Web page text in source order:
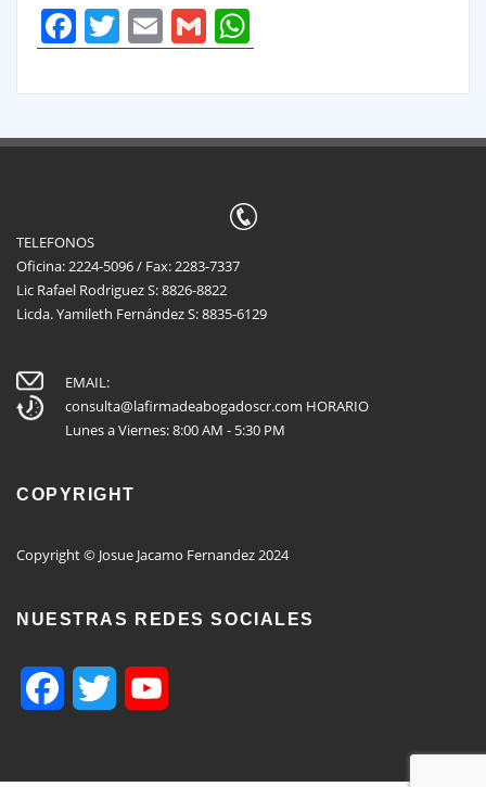
Facebook
Twitter
Email
GmailWhatsApp
TELEFONOS
Oficina: 2224-5096 / Fax: 2283-7337
Lic Rafael Rodriguez S: 8826-8822
Licda. Yamileth Fernández S: 8835-6129
EMAIL:
consulta@lafirmadeabogadoscr.com HORARIO
Lunes a Viernes: 8:00 AM - 5:30 PM
COPYRIGHT
Copyright © Josue Jacamo Fernandez 2024
NUESTRAS REDES SOCIALES
FacebookTwitter